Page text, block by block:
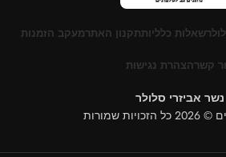
שאלות כלליותתקנון האתרמעקב הזמנות
קשרהצהרת נגישות
נשר אביזרי סלולר
שמורות